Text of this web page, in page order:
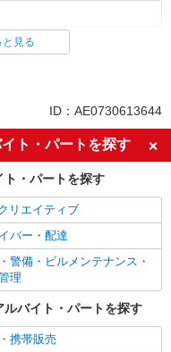
す
歓迎
第二新卒歓迎
主夫歓迎
問
（40代～）活躍中
（60代～）活躍中
ス・賞与あり
休2日制
分煙
見る
ID：AE0730613644
ト・パートを探す
ト・パートを探す
リエイティブ
バー・配達
警備・ビルメンテナンス・
理
バイト・パートを探す
携帯販売